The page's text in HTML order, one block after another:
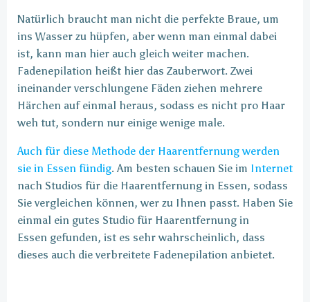
Natürlich braucht man nicht die perfekte Braue, um
ins Wasser zu hüpfen, aber wenn man einmal dabei
ist, kann man hier auch gleich weiter machen.
Fadenepilation heißt hier das Zauberwort. Zwei
ineinander verschlungene Fäden ziehen mehrere
Härchen auf einmal heraus, sodass es nicht pro Haar
weh tut, sondern nur einige wenige male.
Auch für diese Methode der Haarentfernung werden
sie in Essen fündig. Am besten schauen Sie im Internet
nach Studios für die Haarentfernung in Essen, sodass
Sie vergleichen können, wer zu Ihnen passt. Haben Sie
einmal ein gutes Studio für Haarentfernung in
Essen gefunden, ist es sehr wahrscheinlich, dass
dieses auch die verbreitete Fadenepilation anbietet.